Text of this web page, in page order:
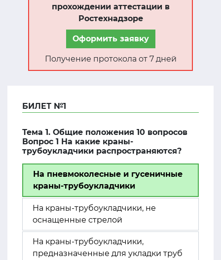
прохождении аттестации в
Ростехнадзоре
Оформить заявку
Получение протокола от 7 дней
БИЛЕТ №1
Тема 1. Общие положения 10 вопросов
Вопрос 1 На какие краны-
трубоукладчики распространяются?
На пневмоколесные и гусеничные
краны-трубоукладчики
На краны-трубоукладчики, не
оснащенные стрелой
На краны-трубоукладчики,
предназначенные для укладки труб